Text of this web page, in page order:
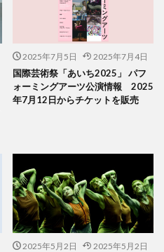
2025年7月5日 2025年7月4日
国際芸術祭「あいち2025」 パフ
ォーミングアーツ公演情報 2025
年7月12日からチケットを販売
2025年5月2日 2025年5月2日